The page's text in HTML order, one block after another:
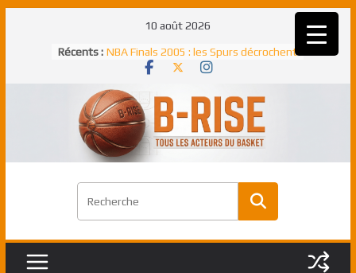
10 août 2026
Récents : NBA Finals 2005 : les Spurs décrochent
un troisième titre NBA, la rude bataille
NBA Finals 2021 : les Bucks et Giannis
Antetokounmpo triomphent, le Greek
Freek élu MVP
Shai Gilgeous-Alexander : son premier
match à plus de 40 points en NBA, le
Pau Gasol dans l’histoire en 2002 :
premier européen sacré Rookie de
Rudy Gobert, deuxième Français élu